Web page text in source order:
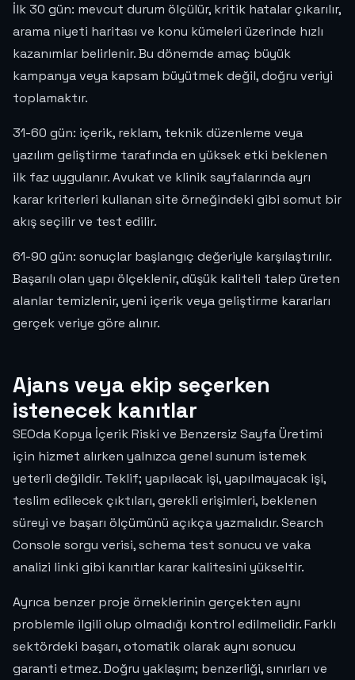
İlk 30 gün: mevcut durum ölçülür, kritik hatalar çıkarılır,
arama niyeti haritası ve konu kümeleri üzerinde hızlı
kazanımlar belirlenir. Bu dönemde amaç büyük
kampanya veya kapsam büyütmek değil, doğru veriyi
toplamaktır.
31-60 gün: içerik, reklam, teknik düzenleme veya
yazılım geliştirme tarafında en yüksek etki beklenen
ilk faz uygulanır. Avukat ve klinik sayfalarında ayrı
karar kriterleri kullanan site örneğindeki gibi somut bir
akış seçilir ve test edilir.
61-90 gün: sonuçlar başlangıç değeriyle karşılaştırılır.
Başarılı olan yapı ölçeklenir, düşük kaliteli talep üreten
alanlar temizlenir, yeni içerik veya geliştirme kararları
gerçek veriye göre alınır.
Ajans veya ekip seçerken
istenecek kanıtlar
SEOda Kopya İçerik Riski ve Benzersiz Sayfa Üretimi
için hizmet alırken yalnızca genel sunum istemek
yeterli değildir. Teklif; yapılacak işi, yapılmayacak işi,
teslim edilecek çıktıları, gerekli erişimleri, beklenen
süreyi ve başarı ölçümünü açıkça yazmalıdır. Search
Console sorgu verisi, schema test sonucu ve vaka
analizi linki gibi kanıtlar karar kalitesini yükseltir.
Ayrıca benzer proje örneklerinin gerçekten aynı
problemle ilgili olup olmadığı kontrol edilmelidir. Farklı
sektördeki başarı, otomatik olarak aynı sonucu
garanti etmez. Doğru yaklaşım; benzerliği, sınırları ve